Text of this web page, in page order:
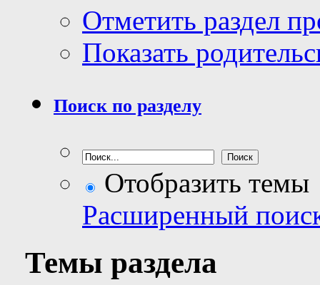
Отметить раздел
Показать
Поиск по разделу
Отобразить темы
Расширенный
Темы раздела